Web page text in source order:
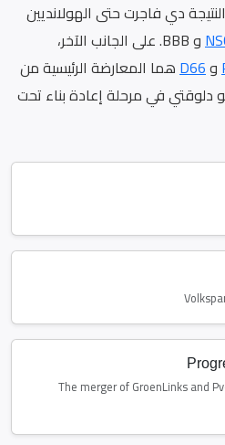
انتخابات 2023 — والنتيجة دي فاجرت حتى الهولانديين
و BBB. على الجانب الآخر،
وD66هما المعارضة الرئيسية من
دلوقتي في مرحلة إعادة بناء تحت
The merger of GroenLinks and